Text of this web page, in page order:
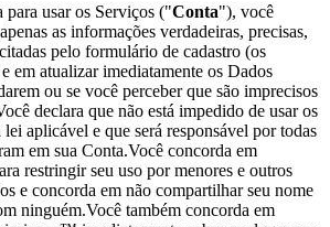
usar os Serviços ("Conta"), você
as informações verdadeiras, precisas,
pelo formulário de cadastro (os
em atualizar imediatamente os Dados
ou se você perceber que são imprecisos
declara que não está impedido de usar os
aplicável e que será responsável por todas
em sua Conta.Você concorda em
restringir seu uso por menores e outros
e concorda em não compartilhar seu nome
ninguém.Você também concorda em